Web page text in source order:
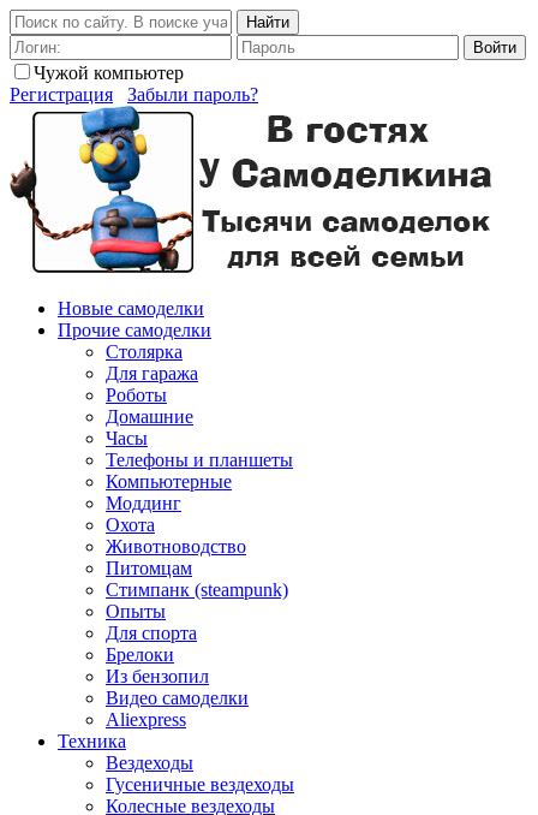
Найти
Войти
Чужой компьютер
Регистрация
Забыли пароль?
Новые самоделки
Прочие самоделки
Столярка
Для гаража
Роботы
Домашние
Часы
Телефоны и планшеты
Компьютерные
Моддинг
Охота
Животноводство
Питомцам
Стимпанк (steampunk)
Опыты
Для спорта
Брелоки
Из бензопил
Видео самоделки
Aliexpress
Техника
Вездеходы
Гусеничные вездеходы
Колесные вездеходы